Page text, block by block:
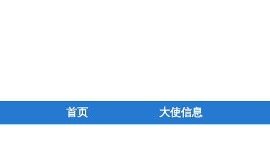
首页 大使信息